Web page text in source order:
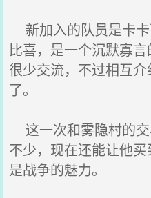
新加入的队员是卡
比喜，是一个沉默寡
很少交流，不过相互
了。
这一次和雾隐村的
不少，现在还能让他
是战争的魅力。